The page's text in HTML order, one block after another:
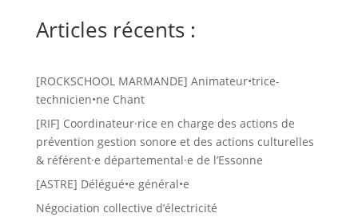
Articles récents :
[ROCKSCHOOL MARMANDE] Animateur•trice-
technicien•ne Chant
[RIF] Coordinateur·rice en charge des actions de
prévention gestion sonore et des actions culturelles
& référent·e départemental·e de l’Essonne
[ASTRE] Délégué•e général•e
Négociation collective d’électricité